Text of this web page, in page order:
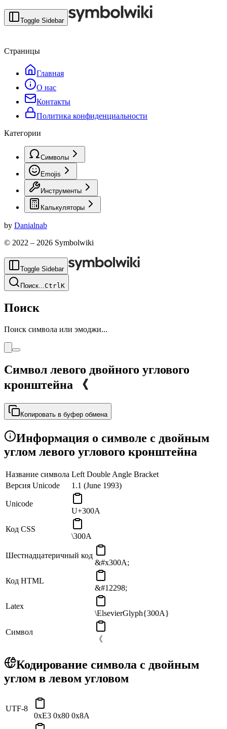
Toggle Sidebar
Страницы
Главная
О нас
Контакты
Политика конфиденциальности
Категории
Символы
Emojis
Инструменты
Калькуляторы
by Danialnab
© 2022 – 2026 Symbolwiki
Toggle Sidebar
Поиск...CtrlK
Поиск
Поиск символа или эмоджи...
Символ левого двойного углового
кронштейна
《
Копировать в буфер обмена
Информация о символе с двойным
углом левого углового кронштейна
Название символа Left Double Angle Bracket
Версия Unicode
1.1 (June 1993)
Unicode
U+300A
Код CSS
\300A
Шестнадцатеричный код
&#x300A;
Код HTML
&#12298;
Latex
\ElsevierGlyph{300A}
Символ
《
Кодирование символа с двойным
углом в левом угловом
UTF-8
0xE3 0x80 0x8A